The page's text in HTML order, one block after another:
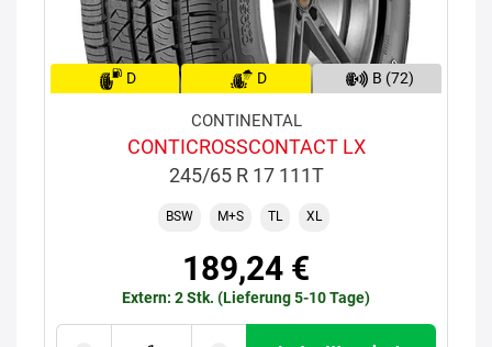
D D B (72)
CONTINENTAL
CONTICROSSCONTACT LX
245/65 R 17 111T
BSW M+S TL XL
189,24 €
Extern: 2 Stk. (Lieferung 5-10 Tage)